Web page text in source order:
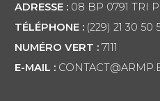
ADRESSE :08 BP 0791 TRI
TÉLÉPHONE :(229) 21 30 50
NUMÉRO VERT :7111
E-MAIL :